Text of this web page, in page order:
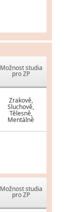
Možnost studia
pro ZP
Zrakově,
Sluchově,
Tělesně,
Mentálně
Možnost studia
pro ZP